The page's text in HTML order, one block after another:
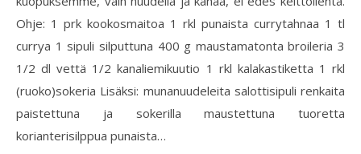
Ohje: 1 prk kookosmaitoa 1 rkl punaista currytahnaa 1 tl
currya 1 sipuli silputtuna 400 g maustamatonta broileria 3
1/2 dl vettä 1/2 kanaliemikuutio 1 rkl kalakastiketta 1 rkl
(ruoko)sokeria Lisäksi: munanuudeleita salottisipuli renkaita
paistettuna ja sokerilla maustettuna tuoretta
korianterisilppua punaista…